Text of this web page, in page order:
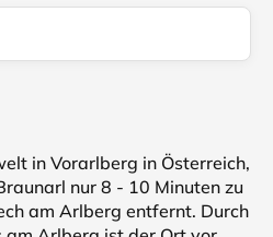
in Vorarlberg in Österreich,
nur 8 - 10 Minuten zu
am Arlberg entfernt. Durch